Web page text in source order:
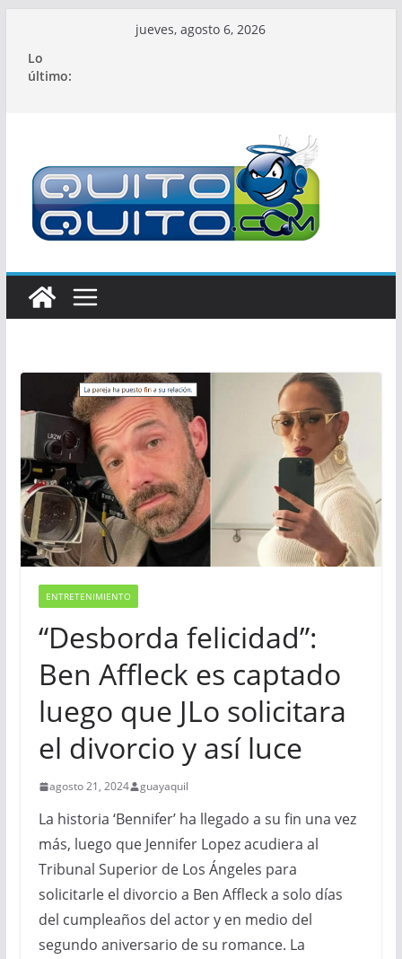
contenido
jueves, agosto 6, 2026
Lo
último:
ENTRETENIMIENTO
“Desborda felicidad”:
Ben Affleck es captado
luego que JLo solicitara
el divorcio y así luce
agosto 21, 2024 guayaquil
La historia ‘Bennifer’ ha llegado a su fin una vez
más, luego que Jennifer Lopez acudiera al
Tribunal Superior de Los Ángeles para
solicitarle el divorcio a Ben Affleck a solo días
del cumpleaños del actor y en medio del
segundo aniversario de su romance. La